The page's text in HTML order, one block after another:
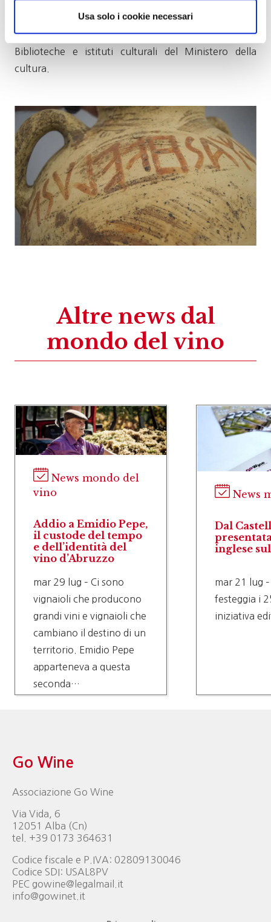
Usa solo i cookie necessari
collaborazione e sinergia tra diverse strutture
museali, grazie al contributo della Direzione Generale
Biblioteche e istituti culturali del Ministero della
cultura.
Altre news dal
mondo del vino
News mondo del
vino
Addio a Emidio Pepe,
il custode del tempo
e dell’identità del
vino d’Abruzzo
mar 29 lug – Ci sono
vignaioli che producono
grandi vini e vignaioli che
cambiano il destino di un
territorio. Emidio Pepe
apparteneva a questa
seconda…
News
Dal
inglese
mar 21 lug
festeggia i
iniziativa
Go Wine
Associazione Go Wine
Via Vida, 6
12051 Alba (Cn)
tel. +39 0173 364631
Codice fiscale e P.IVA: 02809130046
Codice SDI: USAL8PV
PEC gowine@legalmail.it
info@gowinet.it